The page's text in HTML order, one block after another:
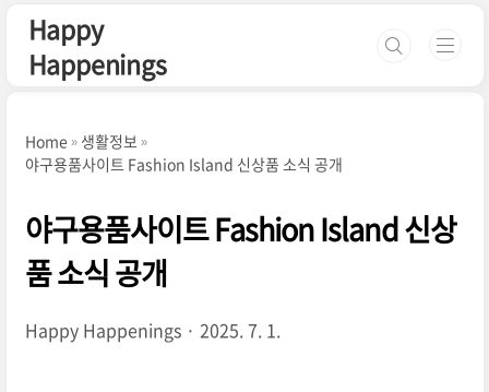
Happy
Happenings
Home
생활정보
야구용품사이트 Fashion Island 신상품 소식 공개
야구용품사이트 Fashion Island 신상
품 소식 공개
Happy Happenings 2025. 7. 1.